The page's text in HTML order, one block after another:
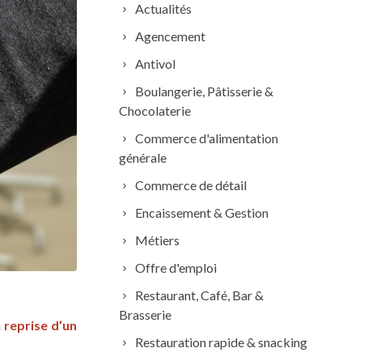
reprise d’un
Actualités
Agencement
Antivol
Boulangerie, Pâtisserie &
Chocolaterie
Commerce d'alimentation
générale
Commerce de détail
Encaissement & Gestion
Métiers
Offre d'emploi
Restaurant, Café, Bar &
Brasserie
Restauration rapide & snacking